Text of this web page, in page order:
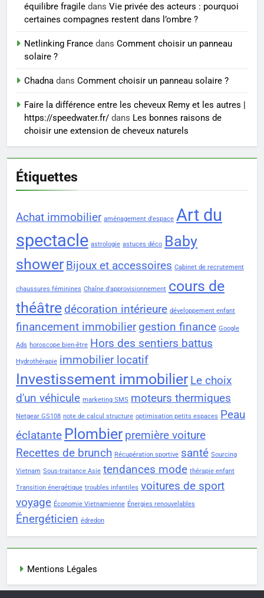
8
trouver un accompagnement
équilibre fragile dans Vie privée des acteurs : pourquoi
certaines compagnes restent dans l’ombre ?
Netlinking France dans Comment choisir un panneau
solaire ?
Chadna dans Comment choisir un panneau solaire ?
Faire la différence entre les cheveux Remy et les autres |
https://speedwater.fr/ dans Les bonnes raisons de
choisir une extension de cheveux naturels
Étiquettes
Achat immobilier aménagement d'espace Art du
spectacle astrologie astuces déco Baby
shower Bijoux et accessoires Cabinet de recrutement
chaussures féminines Chaîne d'approvisionnement cours de
théâtre décoration intérieure développement enfant
financement immobilier gestion finance Google
Ads horoscope bien-être Hors des sentiers battus
Hydrothérapie immobilier locatif
Investissement immobilier Le choix
d'un véhicule marketing SMS moteurs thermiques
Netgear GS108 note de calcul structure optimisation petits espaces Peau
éclatante Plombier première voiture
Recettes de brunch Récupération sportive santé Sourcing
Vietnam Sous-traitance Asie tendances mode thérapie enfant
Transition énergétique troubles infantiles voitures de sport
voyage Économie Vietnamienne Énergies renouvelables
Énergéticien édredon
Mentions Légales